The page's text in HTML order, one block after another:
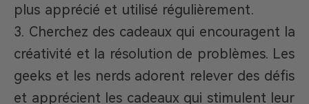
plus apprécié et utilisé régulièrement.
Cherchez des cadeaux qui encouragent la
créativité et la résolution de problèmes. Les
geeks et les nerds adorent relever des défis
et apprécient les cadeaux qui stimulent leur